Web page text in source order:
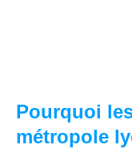
Pourquoi
métropole